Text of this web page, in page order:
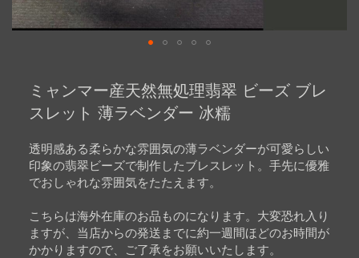
beginning
images
gallery
ミャンマー産天然無処理翡翠 ビーズ ブレ
スレット 薄ラベンダー 冰糯
透明感ある柔らかな雰囲気の薄ラベンダーが可愛らしい
印象の翡翠ビーズで制作したブレスレット。手先に優雅
でおしゃれな雰囲気をたたえます。
こちらは海外在庫のお品ものになります。大変恐れ入り
ますが、当店からの発送までに約一週間ほどのお時間が
かかりますので、ご了承をお願いいたします。